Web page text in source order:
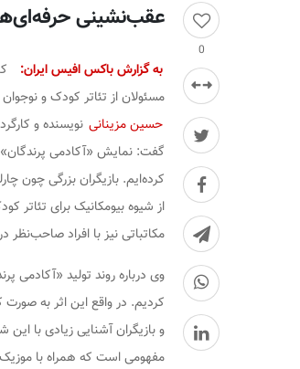
0
عقب‌نشینی
به گزارش باکس افیس ایران:
مسئولان از تئاتر کودک و
حسین مزینانی نویسنده و
گفت: نمایش «آکادمی پرندگان»
کرده‌ایم. بازیگران بزرگی چون
از شیوه بیومکانیک برای
مکاتباتی نیز با افراد
کردیم. در واقع این اثر به
و بازیگران آشنایی زیادی با
مفهومی است که همراه با